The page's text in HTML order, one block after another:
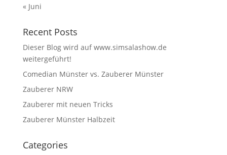
« Juni
Recent Posts
Dieser Blog wird auf www.simsalashow.de
weitergeführt!
Comedian Münster vs. Zauberer Münster
Zauberer NRW
Zauberer mit neuen Tricks
Zauberer Münster Halbzeit
Categories